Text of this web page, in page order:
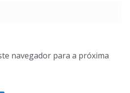
navegador para a próxima